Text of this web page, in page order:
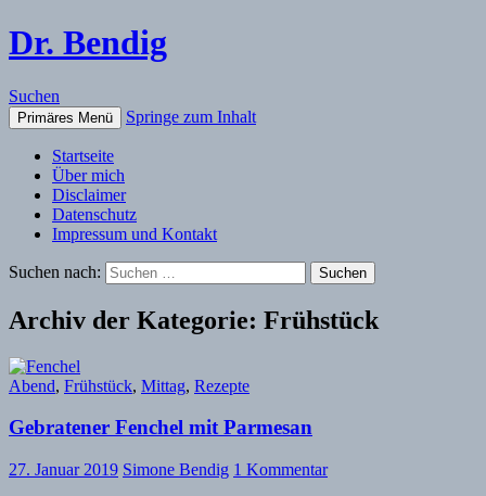
Dr. Bendig
Suchen
Primäres Menü Springe zum Inhalt
Startseite
Über mich
Disclaimer
Datenschutz
Impressum und Kontakt
Suchen nach:
Archiv der Kategorie: Frühstück
Abend, Frühstück, Mittag, Rezepte
Gebratener Fenchel mit Parmesan
27. Januar 2019 Simone Bendig 1 Kommentar